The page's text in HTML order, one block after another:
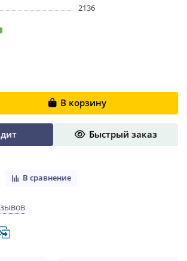
2136
В корзину
Быстрый заказ
В сравнение